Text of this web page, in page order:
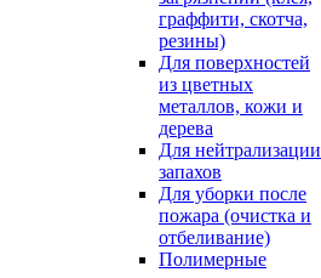
граффити, скотча,
резины)
Для поверхностей
из цветных
металлов, кожи и
дерева
Для нейтрализации
запахов
Для уборки после
пожара (очистка и
отбеливание)
Полимерные